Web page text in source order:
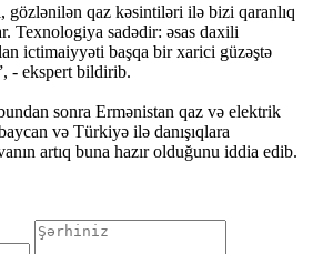
gözlənilən qaz kəsintiləri ilə bizi qaranlıq
Texnologiya sadədir: əsas daxili
ictimaiyyəti başqa bir xarici güzəştə
- ekspert bildirib.
sonra Ermənistan qaz və elektrik
və Türkiyə ilə danışıqlara
artıq buna hazır olduğunu iddia edib.